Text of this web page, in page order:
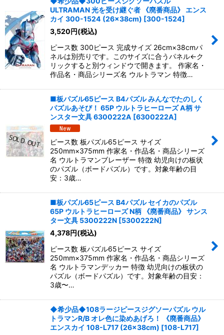
ULTRAMAN 光を受け継ぐ者 《廃番商品》 エンス
カイ 300-1524 (26×38cm) [300-1524]
3,520円(税込)
ピース数 300ピース 完成サイズ 26cm×38cmパ
ネルは別売りです。このサイズに合うパネル←ク
リックすると別ウィンドウで開きます。 作家名・
作品名・商品シリーズ名 ウルトラマン 特徴…
■板パズル65ピース B4パズル みんなでたのしく
パズルあそび！ 65P ウルトラヒーローズ A柄 サ
ンスター文具 6300222A [6300222A]
ピース数 板パズル65ピース サイズ
250mm×375mm 作家名・作品名・商品シリーズ
名 ウルトラマンブレーザー 特徴 幼児向けの板状
のパズル（ボードパズル）です。対象年齢の目
安：3歳…
■板パズル65ピース B4パズル セイカのパズル
65P ウルトラヒーローズ N柄 《廃番商品》 サンス
ター文具 5300222N [5300222N]
4,378円(税込)
ピース数 板パズル65ピース サイズ
250mm×375mm 作家名・作品名・商品シリーズ
名 ウルトラマンデッカー 特徴 幼児向けの板状の
パズル（ボードパズル）です。対象年齢の目安：
3歳〜…
◆希少品◆108ラージピースジグソーパズル ウル
トラマンR/B オレ色に染めあげろ！ 《廃番商品》
エンスカイ 108-L717 (26×38cm) [108-L717]